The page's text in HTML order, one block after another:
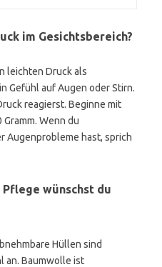
im Gesichtsbereich?
leichten Druck als
Gefühl auf Augen oder Stirn.
reagierst. Beginne mit
Wenn du
Augenprobleme hast, sprich
wünschst du
Hüllen sind
an. Baumwolle ist